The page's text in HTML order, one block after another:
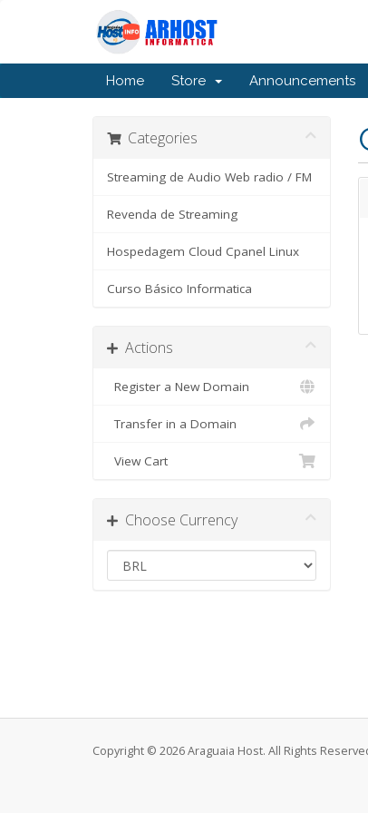
Home Store Announcements
Categories
Streaming de Audio Web radio / FM
Revenda de Streaming
Hospedagem Cloud Cpanel Linux
Curso Básico Informatica
Actions
Register a New Domain
Transfer in a Domain
View Cart
Choose Currency
Copyright © 2026 Araguaia Host. All Rights